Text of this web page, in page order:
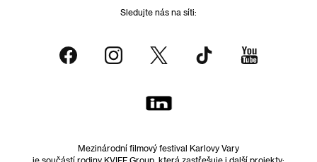
Sledujte nás na síti:
Mezinárodní filmový festival Karlovy Vary
je součástí rodiny KVIFF Group, která zastřešuje i další projekty: